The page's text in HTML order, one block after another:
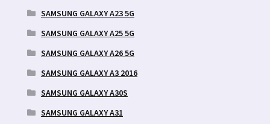
SAMSUNG GALAXY A23 5G
SAMSUNG GALAXY A25 5G
SAMSUNG GALAXY A26 5G
SAMSUNG GALAXY A3 2016
SAMSUNG GALAXY A30S
SAMSUNG GALAXY A31